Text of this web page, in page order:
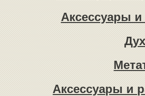
Аксессуары и
Аксессуары и